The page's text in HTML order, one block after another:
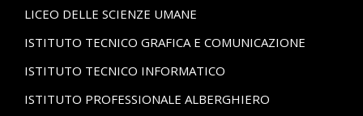
LICEO DELLE SCIENZE UMANE
ISTITUTO TECNICO GRAFICA E COMUNICAZIONE
ISTITUTO TECNICO INFORMATICO
ISTITUTO PROFESSIONALE ALBERGHIERO